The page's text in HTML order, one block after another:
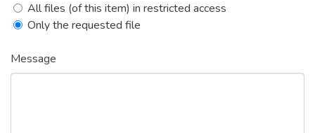
All files (of this item) in restricted access
Only the requested file
Message